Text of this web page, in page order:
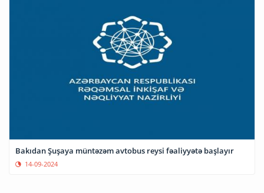
Bakıdan Şuşaya müntəzəm avtobus reysi fəaliyyətə başlayır
14-09-2024